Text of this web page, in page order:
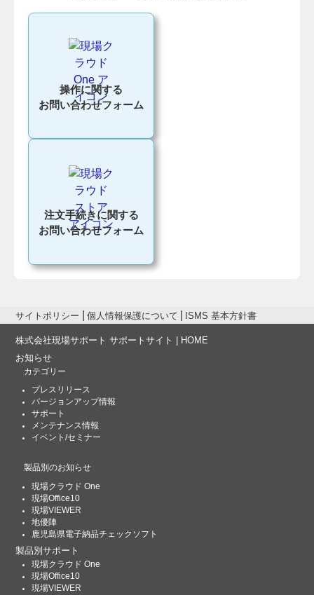
操作に関する
お問い合わせフォーム
注文手続きに関する
お問い合わせフォーム
サイトポリシー 個人情報保護について ISMS 基本方針書
株式会社現場サポート サポートサイト | HOME
お知らせ
カテゴリー
プレスリリース
バージョンアップ情報
サポート
メンテナンス情報
イベント/セミナー
製品別のお知らせ
現場クラウド One
現場Office10
現場VIEWER
地優陣
鹿児島県電子納品チェックソフト
製品別サポート
現場クラウド One
現場Office10
現場VIEWER